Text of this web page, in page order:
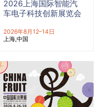
2026上海国际智能汽
车电子科技创新展览会
2026年8月12–14日
上海 中国